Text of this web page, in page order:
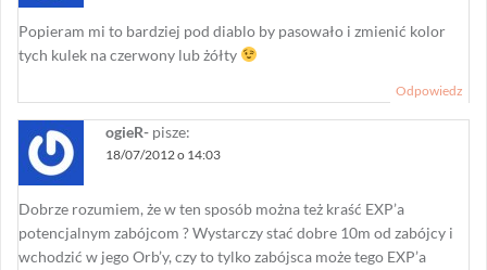
Popieram mi to bardziej pod diablo by pasowało i zmienić kolor
tych kulek na czerwony lub żółty
Odpowiedz
ogieR- pisze:
18/07/2012 o 14:03
Dobrze rozumiem, że w ten sposób można też kraść EXP’a
potencjalnym zabójcom ? Wystarczy stać dobre 10m od zabójcy i
wchodzić w jego Orb’y, czy to tylko zabójsca może tego EXP’a